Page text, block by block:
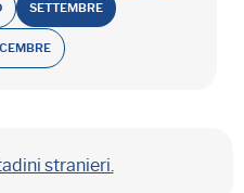
SETTEMBRE
stranieri.